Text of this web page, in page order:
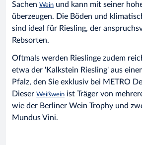
Sachen Wein und kann mit seiner
überzeugen. Die Böden und
sind ideal für Riesling, der
Rebsorten.
Oftmals werden Rieslinge zudem
etwa der 'Kalkstein Riesling' aus
Pfalz, den Sie exklusiv bei METRO
Dieser Weißwein ist Träger von
wie der Berliner Wein Trophy und
Mundus Vini.